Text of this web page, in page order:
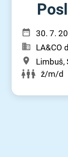
30. 7.
LA&CO
Limbuš,
ž/m/d